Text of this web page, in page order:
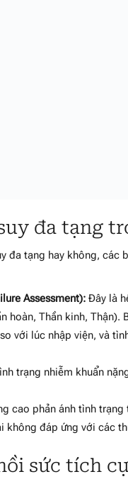
đa tạng
đa tạng hay không, các
Assessment): Đây là
hoàn, Thần kinh,
với lúc nhập viện, và
trạng nhiễm khuẩn
cao phản ánh tình
không đáp ứng với các
sức tích